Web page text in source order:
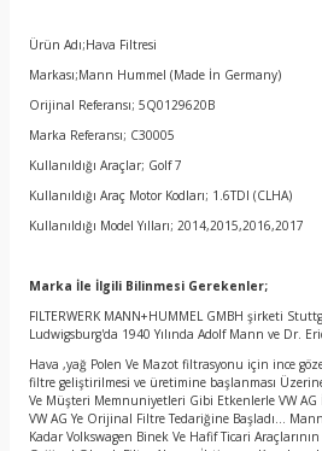
Ürün Adı;Hava Filtresi
Markası;Mann Hummel (Made İn Germany)
Orijinal Referansı; 5Q0129620B
Marka Referansı; C30005
Kullanıldığı Araçlar; Golf 7
Kullanıldığı Araç Motor Kodları; 1.6TDI (CLHA)
Kullanıldığı Model Yılları; 2014,2015,2016,2017
Marka İle İlgili Bilinmesi Gerekenler;
FILTERWERK MANN+HUMMEL GMBH şirketi
Ludwigsburg'da 1940 Yılında Adolf Mann ve Dr.
Hava ,yağ Polen Ve Mazot filtrasyonu için ince
filtre geliştirilmesi ve üretimine başlanması
Ve Müşteri Memnuniyetleri Gibi Etkenlerle VW AG
VW AG Ye Orijinal Filtre Tedariğine Başladı…
Kadar Volkswagen Binek Ve Hafif Ticari